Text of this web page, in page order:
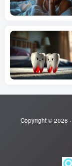
Copyright © 2026 ·